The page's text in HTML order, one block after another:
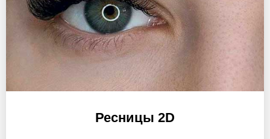
Ресницы 2D